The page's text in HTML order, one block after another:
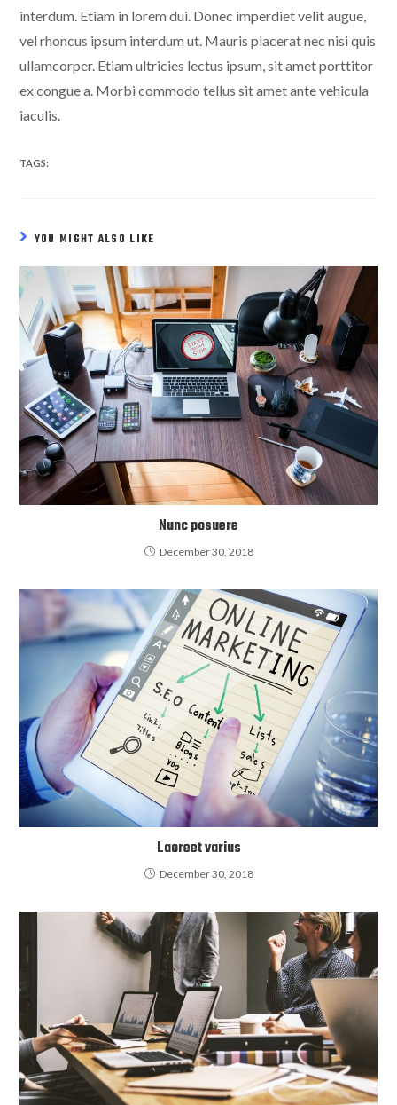
interdum. Etiam in lorem dui. Donec imperdiet velit augue,
vel rhoncus ipsum interdum ut. Mauris placerat nec nisi quis
ullamcorper. Etiam ultricies lectus ipsum, sit amet porttitor
ex congue a. Morbi commodo tellus sit amet ante vehicula
iaculis.
TAGS:
YOU MIGHT ALSO LIKE
Nunc posuere
December 30, 2018
Laoreet varius
December 30, 2018